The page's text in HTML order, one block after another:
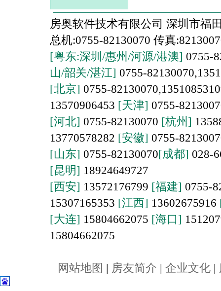
房奥软件技术有限公司 深圳市福
总机:0755-82130070 传真
[粤东:深圳/惠州/河源/港澳] 0755-
山/韶关/湛江] 0755-
[北京] 0755-
13570906453 [天津] 0755-
[河北] 0755-82130070 [杭州]
13770578282 [安徽] 0755-
[山东] 0755-82130070[成都] 028-
[昆明] 18924649727
[西安] 13572176799 [福建] 0755-
15307165353 [江西] 13602675916
[大连] 15804662075 [海口]
15804662075
网站地图 | 房友简介 | 企业文化 |